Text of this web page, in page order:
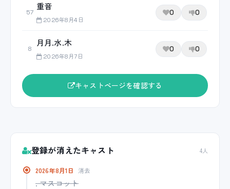
57
重音
2026年8月4日
0 0
8
月月.水.木
2026年8月7日
0 0
キャストページを確認する
登録が消えたキャスト 4人
2026年8月1日 消去
. マスコット